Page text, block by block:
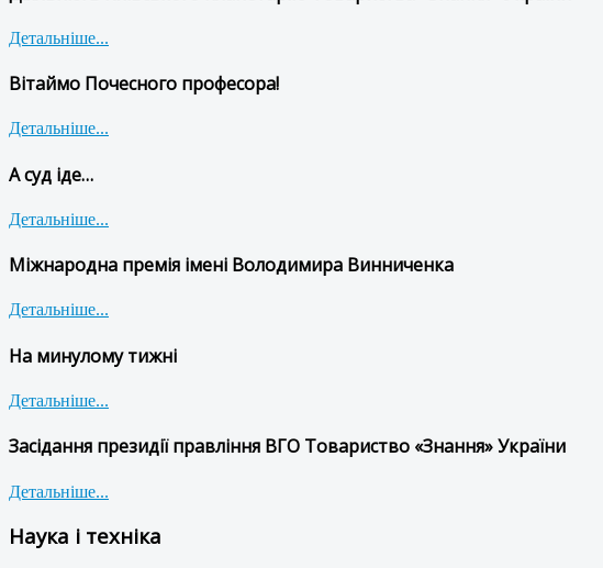
Детальніше...
Вітаймо Почесного професора!
Детальніше...
А суд іде…
Детальніше...
Міжнародна премія імені Володимира Винниченка
Детальніше...
На минулому тижні
Детальніше...
Засідання президії правління ВГО Товариство «Знання» України
Детальніше...
Наука і техніка